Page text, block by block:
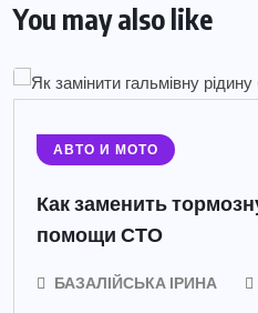
You may also like
АВТО И МОТО
Как заменить
помощи СТО
БАЗАЛІЙСЬКА ІРИНА